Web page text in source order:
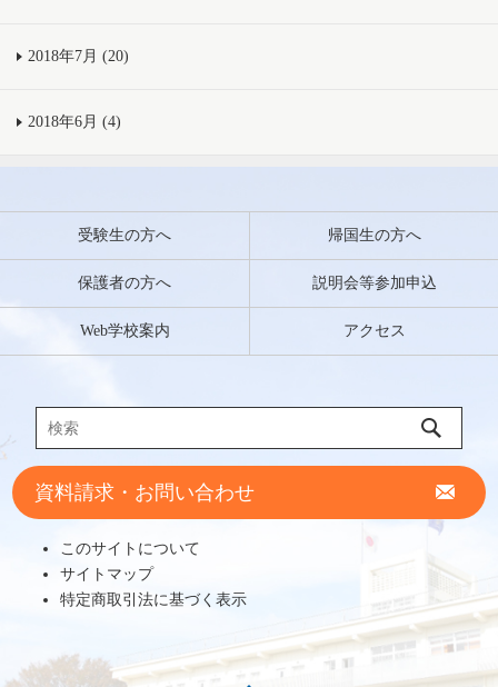
2018年7月 (20)
2018年6月 (4)
受験生の方へ 帰国生の方へ
保護者の方へ 説明会等参加申込
Web学校案内 アクセス
資料請求・お問い合わせ
このサイトについて
サイトマップ
特定商取引法に基づく表示